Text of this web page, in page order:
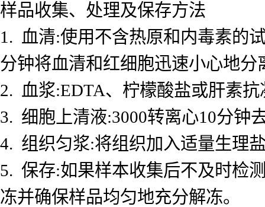
样品收集、处理及保存方法
1. 血清:使用不含热原和内毒素的
分钟将血清和红细胞迅速小心地分
2. 血浆:EDTA、柠檬酸盐或肝素
3. 细胞上清液:3000转离心10分钟
4. 组织匀浆:将组织加入适量生理
5. 保存:如果样本收集后不及时检
冻并确保样品均匀地充分解冻。